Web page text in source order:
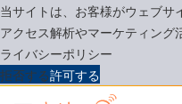
当サイトは、お客様がウェブサ
アクセス解析やマーケティング
ライバシーポリシー
拒否する許可する